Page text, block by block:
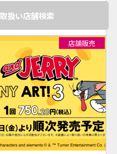
取扱い店舗検索
店舗販売